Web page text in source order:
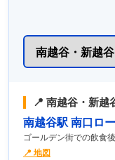
📍 南越谷・新越
南越谷駅 南口ロ
ゴールデン街での飲食
📍 地図